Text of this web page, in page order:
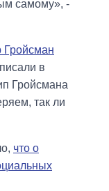
самому», -
Гройсман
в
Гройсмана
так ли
что о